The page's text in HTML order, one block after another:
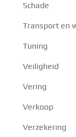
Schade
Transport en
Tuning
Veiligheid
Vering
Verkoop
Verzekering